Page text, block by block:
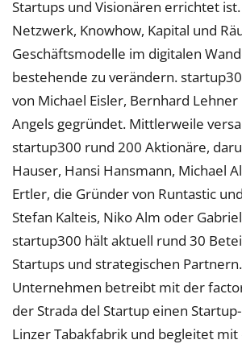
Startups und Visionären errichtet
Netzwerk, Knowhow, Kapital und
Geschäftsmodelle im digitalen
bestehende zu verändern.
von Michael Eisler, Bernhard
Angels gegründet. Mittlerweile
startup300 rund 200 Aktionäre,
Hauser, Hansi Hansmann, Michael
Ertler, die Gründer von Runtastic
Stefan Kalteis, Niko Alm oder
startup300 hält aktuell rund 30
Startups und strategischen
Unternehmen betreibt mit der
der Strada del Startup einen
Linzer Tabakfabrik und begleitet